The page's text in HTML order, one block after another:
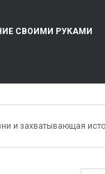
СВОИМИ РУКАМИ
и захватывающая